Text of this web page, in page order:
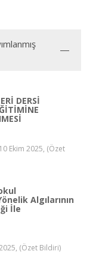
DERSİ
Ekim 2025, (Özet
Algılarının
İle
(Özet Bildiri)